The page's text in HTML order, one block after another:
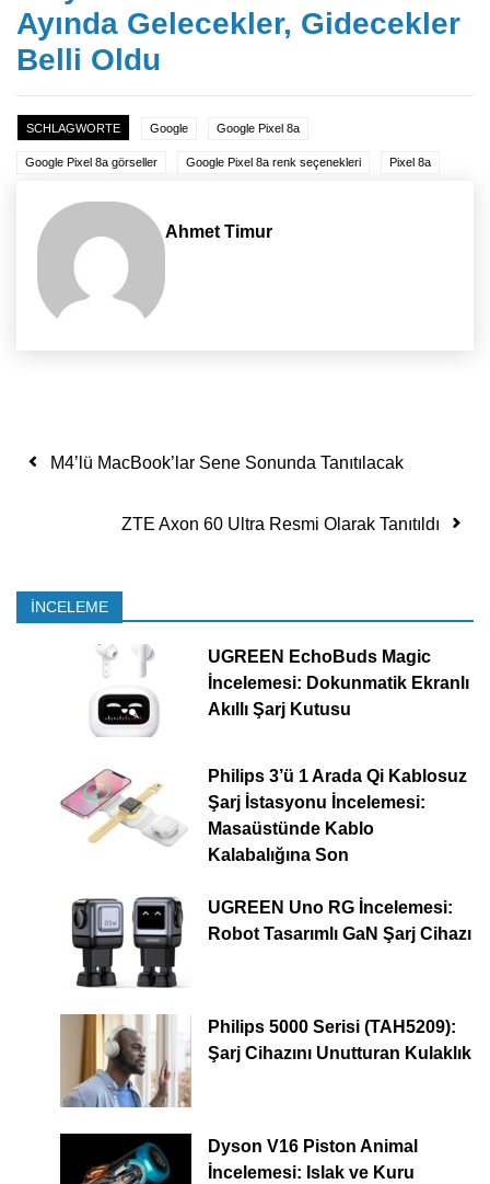
Ayında Gelecekler, Gidecekler
Belli Oldu
SCHLAGWORTE Google Google Pixel 8a
Google Pixel 8a görseller Google Pixel 8a renk seçenekleri Pixel 8a
Ahmet Timur
Yazı dolaşımı
M4’lü MacBook’lar Sene Sonunda Tanıtılacak
ZTE Axon 60 Ultra Resmi Olarak Tanıtıldı
İNCELEME
UGREEN EchoBuds Magic
İncelemesi: Dokunmatik Ekranlı
Akıllı Şarj Kutusu
Philips 3’ü 1 Arada Qi Kablosuz
Şarj İstasyonu İncelemesi:
Masaüstünde Kablo
Kalabalığına Son
UGREEN Uno RG İncelemesi:
Robot Tasarımlı GaN Şarj Cihazı
Philips 5000 Serisi (TAH5209):
Şarj Cihazını Unutturan Kulaklık
Dyson V16 Piston Animal
İncelemesi: Islak ve Kuru